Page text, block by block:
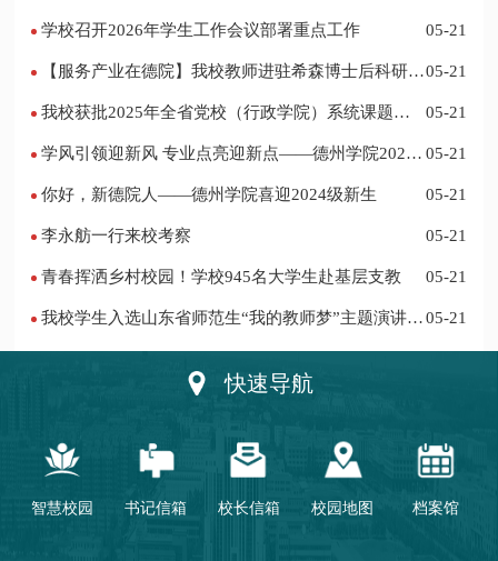
学校召开2026年学生工作会议部署重点工作 05-21
05-21
我校获批2025年全省党校（行政学院）系统课题立
05-21
学风引领迎新风 专业点亮迎新点——德州学院2024
05-21
你好，新德院人——德州学院喜迎2024级新生 05-21
李永舫一行来校考察 05-21
青春挥洒乡村校园！学校945名大学生赴基层支教 05-21
我校学生入选山东省师范生“我的教师梦”主题演讲活
05-21
快速导航
智慧校园 书记信箱 校长信箱 校园地图 档案馆